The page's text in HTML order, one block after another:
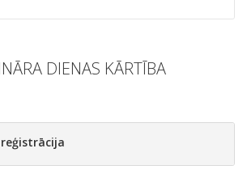
DIENAS KĀRTĪBA